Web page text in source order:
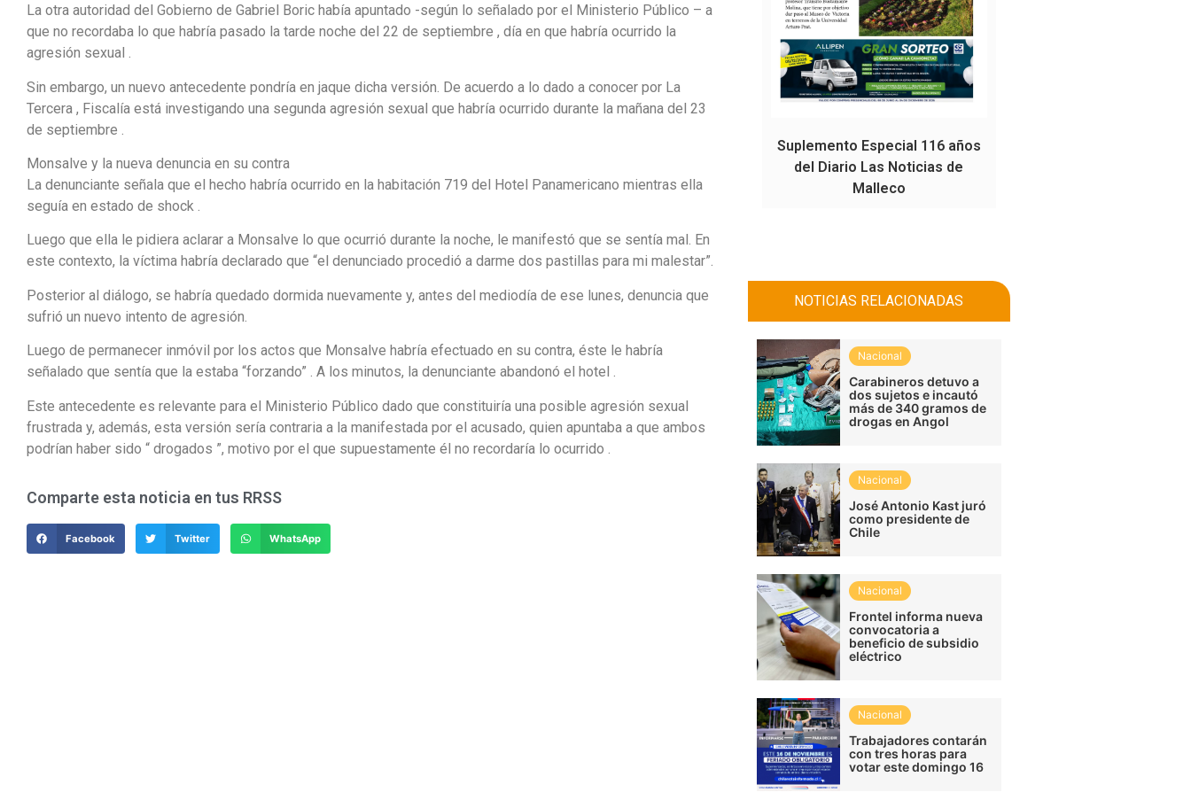
La otra autoridad del Gobierno de Gabriel Boric había apuntado -según lo señalado por el Ministerio Público – a
que no recordaba lo que habría pasado la tarde noche del 22 de septiembre , día en que habría ocurrido la
agresión sexual .
Sin embargo, un nuevo antecedente pondría en jaque dicha versión. De acuerdo a lo dado a conocer por La
Tercera , Fiscalía está investigando una segunda agresión sexual que habría ocurrido durante la mañana del 23
de septiembre .
Monsalve y la nueva denuncia en su contra
La denunciante señala que el hecho habría ocurrido en la habitación 719 del Hotel Panamericano mientras ella
seguía en estado de shock .
Luego que ella le pidiera aclarar a Monsalve lo que ocurrió durante la noche, le manifestó que se sentía mal. En
este contexto, la víctima habría declarado que “el denunciado procedió a darme dos pastillas para mi malestar”.
Posterior al diálogo, se habría quedado dormida nuevamente y, antes del mediodía de ese lunes, denuncia que
sufrió un nuevo intento de agresión.
Luego de permanecer inmóvil por los actos que Monsalve habría efectuado en su contra, éste le habría
señalado que sentía que la estaba “forzando” . A los minutos, la denunciante abandonó el hotel .
Este antecedente es relevante para el Ministerio Público dado que constituiría una posible agresión sexual
frustrada y, además, esta versión sería contraria a la manifestada por el acusado, quien apuntaba a que ambos
podrían haber sido “ drogados ”, motivo por el que supuestamente él no recordaría lo ocurrido .
Comparte esta noticia en tus RRSS
Facebook Twitter WhatsApp
Suplemento Especial 116 años
del Diario Las Noticias de
Malleco
NOTICIAS RELACIONADAS
Nacional
Carabineros detuvo a
dos sujetos e incautó
más de 340 gramos de
drogas en Angol
Nacional
José Antonio Kast juró
como presidente de
Chile
Nacional
Frontel informa nueva
convocatoria a
beneficio de subsidio
eléctrico
Nacional
Trabajadores contarán
con tres horas para
votar este domingo 16